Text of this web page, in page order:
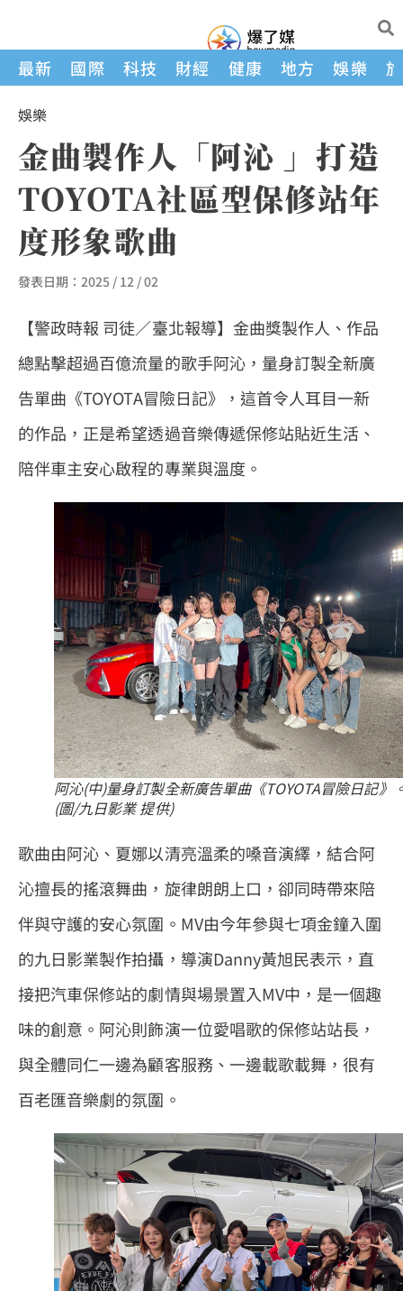
最新 國際 科技 財經 健康 地方 娛樂
娛樂
金曲製作人「阿沁 」打造
TOYOTA社區型保修站年
度形象歌曲
發表日期： 2025 / 12 / 02
【警政時報 司徒／臺北報導】金曲獎製作人、作品
總點擊超過百億流量的歌手阿沁，量身訂製全新廣
告單曲《TOYOTA冒險日記》，這首令人耳目一新
的作品，正是希望透過音樂傳遞保修站貼近生活、
陪伴車主安心啟程的專業與溫度。
阿沁(中)量身訂製全新廣告單曲《TOYOTA冒險日記》
(圖/九日影業 提供)
歌曲由阿沁、夏娜以清亮溫柔的嗓音演繹，結合阿
沁擅長的搖滾舞曲，旋律朗朗上口，卻同時帶來陪
伴與守護的安心氛圍。MV由今年參與七項金鐘入圍
的九日影業製作拍攝，導演Danny黃旭民表示，直
接把汽車保修站的劇情與場景置入MV中，是一個趣
味的創意。阿沁則飾演一位愛唱歌的保修站站長，
與全體同仁一邊為顧客服務、一邊載歌載舞，很有
百老匯音樂劇的氛圍。